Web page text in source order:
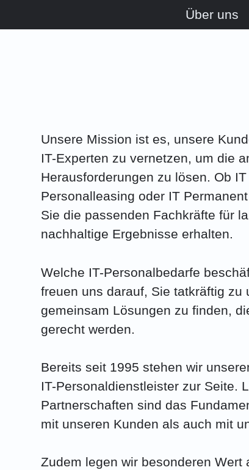
Über uns
Unsere Mission ist es, unsere
IT-Experten zu vernetzen, um die
Herausforderungen zu lösen. Ob
Personalleasing oder IT
Sie die passenden Fachkräfte für
nachhaltige Ergebnisse erhalten.
Welche IT-Personalbedarfe
freuen uns darauf, Sie tatkräftig zu
gemeinsam Lösungen zu finden,
gerecht werden.
Bereits seit 1995 stehen wir
IT-Personaldienstleister zur Seite.
Partnerschaften sind das
mit unseren Kunden als auch mit
Zudem legen wir besonderen Wert